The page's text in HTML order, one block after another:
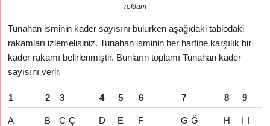
reklam
Tunahan isminin kader sayısını bulurken aşağıdaki tablodaki
rakamları izlemelisiniz. Tunahan isminin her harfine karşılık bir
kader rakamı belirlenmiştir. Bunların toplamı Tunahan kader
sayısını verir.
1 2 3 4 5 6 7 8 9
A B C-Ç D E F G-Ğ H İ-I